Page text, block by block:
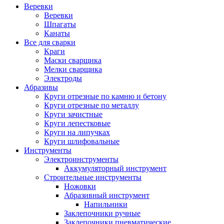
Веревки
Веревки
Шпагаты
Канаты
Все для сварки
Краги
Маски сварщика
Мелки сварщика
Электроды
Абразивы
Круги отрезные по камню и бетону
Круги отрезные по металлу
Круги зачистные
Круги лепестковые
Круги на липучках
Круги шлифовальные
Инструменты
Электроинструменты
Аккумуляторный инструмент
Строительные инструменты
Ножовки
Абразивный инструмент
Напильники
Заклепочники ручные